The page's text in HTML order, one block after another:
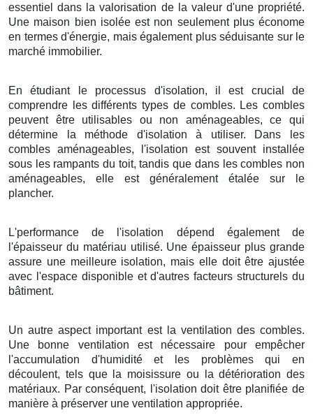
essentiel dans la valorisation de la valeur d'une propriété.
Une maison bien isolée est non seulement plus économe
en termes d'énergie, mais également plus séduisante sur le
marché immobilier.
En étudiant le processus d'isolation, il est crucial de
comprendre les différents types de combles. Les combles
peuvent être utilisables ou non aménageables, ce qui
détermine la méthode d'isolation à utiliser. Dans les
combles aménageables, l'isolation est souvent installée
sous les rampants du toit, tandis que dans les combles non
aménageables, elle est généralement étalée sur le
plancher.
L'performance de l'isolation dépend également de
l'épaisseur du matériau utilisé. Une épaisseur plus grande
assure une meilleure isolation, mais elle doit être ajustée
avec l'espace disponible et d'autres facteurs structurels du
bâtiment.
Un autre aspect important est la ventilation des combles.
Une bonne ventilation est nécessaire pour empêcher
l'accumulation d'humidité et les problèmes qui en
découlent, tels que la moisissure ou la détérioration des
matériaux. Par conséquent, l'isolation doit être planifiée de
manière à préserver une ventilation appropriée.